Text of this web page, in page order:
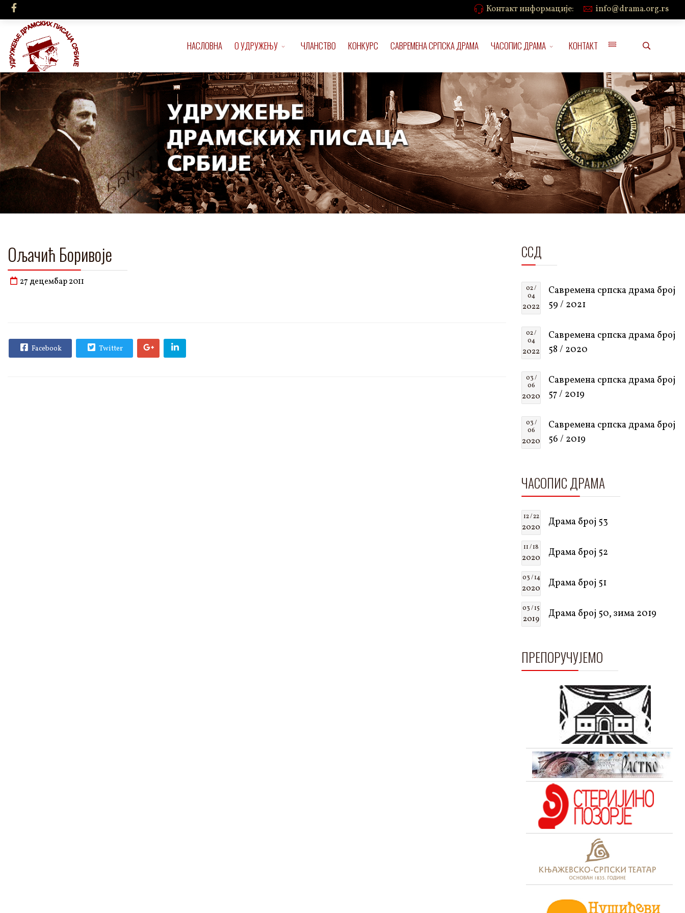
Контакт информације: info@drama.org.rs
НАСЛОВНА О УДРУЖЕЊУ ЧЛАНСТВО КОНКУРС САВРЕМЕНА СРПСКА ДРАМА ЧАСОПИС ДРАМА КОНТАКТ
Ољачић Боривоје
27 децембар 2011
Facebook Twitter
ССД
02 /
04
2022
Савремена српска драма број
59 / 2021
02 /
04
2022
Савремена српска драма број
58 / 2020
03 /
06
2020
Савремена српска драма број
57 / 2019
03 /
06
2020
Савремена српска драма број
56 / 2019
ЧАСОПИС ДРАМА
12 / 22
2020 Драма број 53
11 / 18
2020 Драма број 52
03 / 14
2020 Драма број 51
03 / 15
2019 Драма број 50, зима 2019
ПРЕПОРУЧУЈЕМО